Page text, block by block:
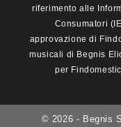
riferimento alle
Consumatori
approvazione di
musicali di Begnis
per
© 2026 - Begnis